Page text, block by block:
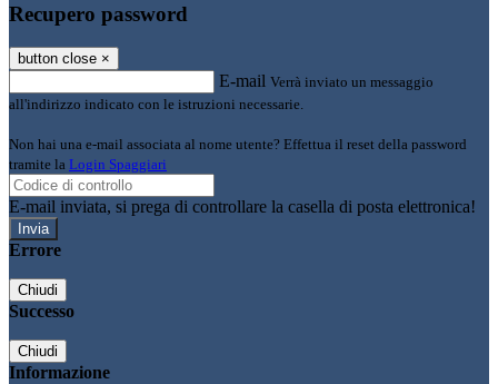
Recupero password
button close ×
E-mail Verrà inviato un messaggio
all'indirizzo indicato con le istruzioni necessarie.
Non hai una e-mail associata al nome utente? Effettua il reset della password
tramite la Login Spaggiari
E-mail inviata, si prega di controllare la casella di posta elettronica!
Errore
Chiudi
Successo
Chiudi
Informazione